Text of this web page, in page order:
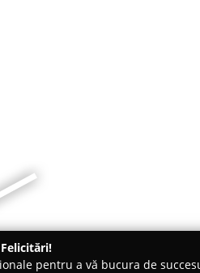
Felicitări!
pentru a vă bucura de